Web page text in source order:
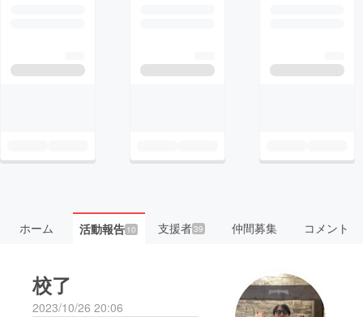
ホーム 活動報告10 支援者39 仲間募集 コメント
校了
2023/10/26 20:06